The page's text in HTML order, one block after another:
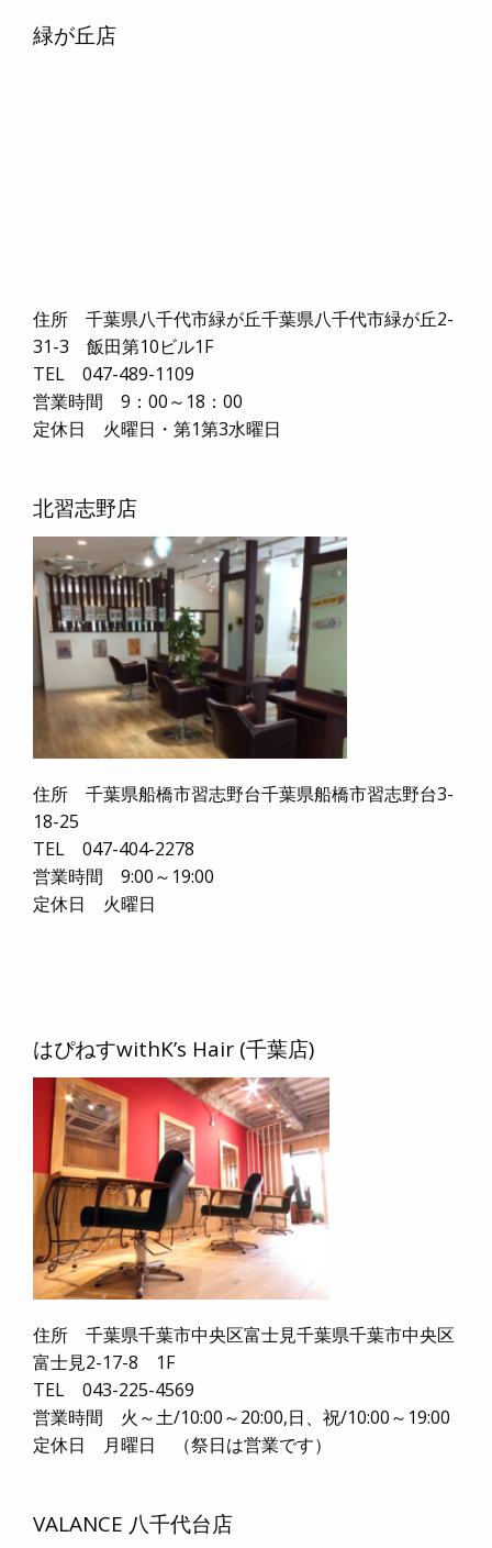
緑が丘店
住所 千葉県八千代市緑が丘千葉県八千代市緑が丘2-
31-3 飯田第10ビル1F
TEL 047-489-1109
営業時間 9：00～18：00
定休日 火曜日・第1第3水曜日
北習志野店
住所 千葉県船橋市習志野台千葉県船橋市習志野台3-
18-25
TEL 047-404-2278
営業時間 9:00～19:00
定休日 火曜日
はぴねすwithK’s Hair (千葉店)
住所 千葉県千葉市中央区富士見千葉県千葉市中央区
富士見2-17-8 1F
TEL 043-225-4569
営業時間 火～土/10:00～20:00,日、祝/10:00～19:00
定休日 月曜日 （祭日は営業です）
VALANCE 八千代台店